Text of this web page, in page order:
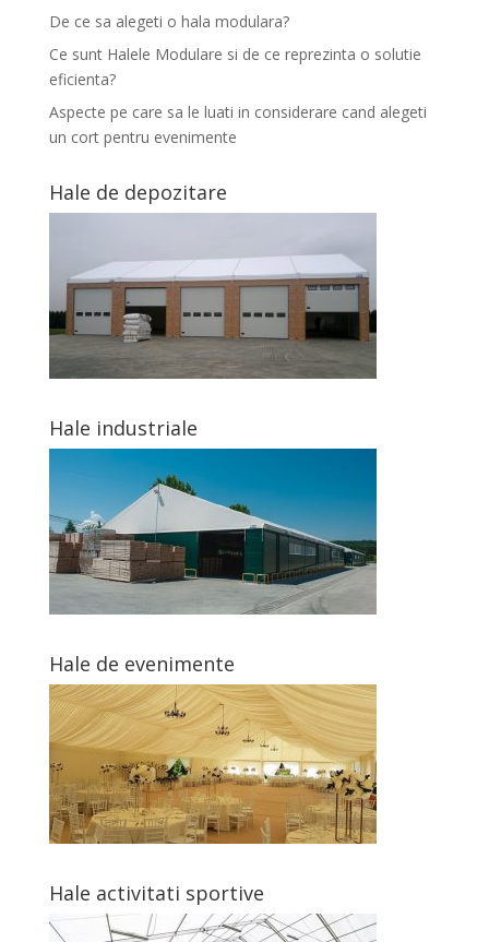
De ce sa alegeti o hala modulara?
Ce sunt Halele Modulare si de ce reprezinta o solutie
eficienta?
Aspecte pe care sa le luati in considerare cand alegeti
un cort pentru evenimente
Hale de depozitare
Hale industriale
Hale de evenimente
Hale activitati sportive